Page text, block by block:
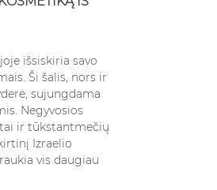
išsiskiria savo
Ši šalis, nors ir
sujungdama
Negyvosios
ir tūkstantmečių
Izraelio
vis daugiau